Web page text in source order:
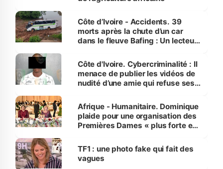
Côte d’Ivoire - Accidents. 39
morts après la chute d’un car
dans le fleuve Bafing : Un lecteur
des Transports
Côte d'Ivoire. Cybercriminalité : Il
menace de publier les vidéos de
nudité d’une amie qui refuse ses
Afrique - Humanitaire. Dominique
plaide pour une organisation des
Premières Dames « plus forte et
sur la scène internationale »
TF1 : une photo fake qui fait des
vagues